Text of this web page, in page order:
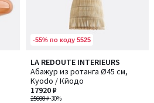
-55% по коду 5525
LA REDOUTE INTERIEURS
Абажур из ротанга Ø45 см,
Kyodo / Кйодо
25600 ₽-30%
17920 ₽